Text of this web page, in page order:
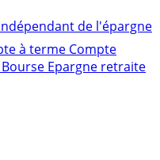
de l'épargne
à terme Compte
Bourse Epargne retraite